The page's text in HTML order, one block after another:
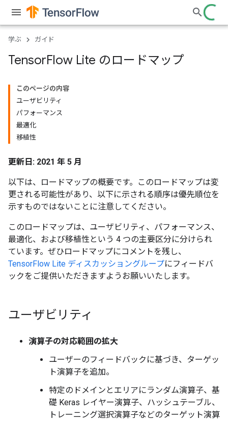
学ぶ ガイド
TensorFlow Lite のロードマップ
このページの内容
ユーザビリティ
パフォーマンス
最適化
移植性
更新日: 2021 年 5 月
以下は、ロードマップの概要です。このロードマップは変
更される可能性があり、以下に示される順序は優先順位を
示すものではないことに注意してください。
このロードマップは、ユーザビリティ、パフォーマンス、
最適化、および移植性という 4 つの主要区分に分けられ
ています。ぜひロードマップにコメントを残し、
TensorFlow Lite ディスカッショングループにフィードバ
ックをご提供いただきますようお願いいたします。
ユーザビリティ
演算子の対応範囲の拡大
ユーザーのフィードバックに基づき、ターゲッ
ト演算子を追加。
特定のドメインとエリアにランダム演算子、基
礎 Keras レイヤー演算子、ハッシュテーブル、
トレーニング選択演算子などのターゲット演算